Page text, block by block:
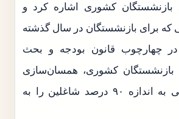
کشوری اشاره کرد و
که برای بازنشستگان در سال گذشته
در چهارچوب قانون بودجه و بحث
کشوری، همسان‌سازی
برای افزایش دریافتی به اندازه ۹۰ درصد شاغلین را به